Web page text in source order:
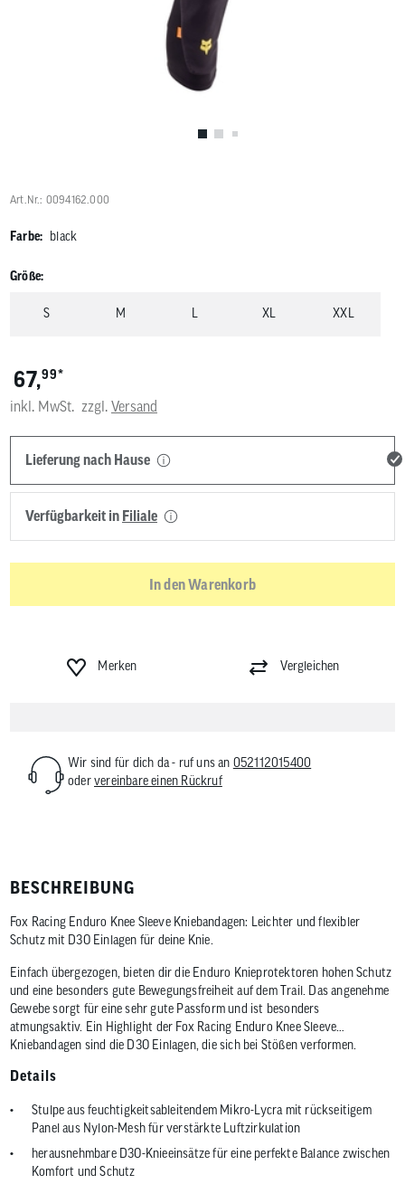
Art.Nr.: 0094162.000
Farbe: black
Größe:
S M XL XXL
67,99*
inkl. MwSt. zzgl. Versand
Lieferung nach Hause
Verfügbarkeit in Filiale
In den Warenkorb
Merken Vergleichen
Wir sind für dich da - ruf uns an 052112015400
odervereinbare einen Rückruf
BESCHREIBUNG
Fox Racing Enduro Knee Sleeve Kniebandagen: Leichter und flexibler
Schutz mit D3O Einlagen für deine Knie.
Einfach übergezogen, bieten dir die Enduro Knieprotektoren hohen Schutz
und eine besonders gute Bewegungsfreiheit auf dem Trail. Das angenehme
Gewebe sorgt für eine sehr gute Passform und ist besonders
atmungsaktiv. Ein Highlight der Fox Racing Enduro Knee Sleeve
Kniebandagen sind die D3O Einlagen, die sich bei Stößen verformen.
Details
Stulpe aus feuchtigkeitsableitendem Mikro-Lycra mit rückseitigem
Panel aus Nylon-Mesh für verstärkte Luftzirkulation
herausnehmbare D3O-Knieeinsätze für eine perfekte Balance zwischen
Komfort und Schutz